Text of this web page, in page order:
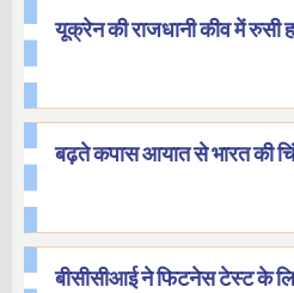
यूक्रेन की राजधानी कीव में रुसी
बढ़ते कपास आयात से भारत की
बीसीसीआई ने फिटनेस टेस्ट के